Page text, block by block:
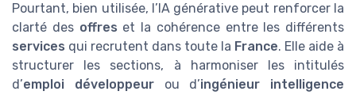
Pourtant, bien utilisée, l’IA générative peut renforcer la
clarté des offres et la cohérence entre les différents
services qui recrutent dans toute la France. Elle aide à
structurer les sections, à harmoniser les intitulés
d’emploi développeurou d’ingénieur intelligence